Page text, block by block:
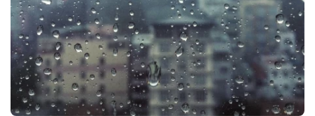
Prašymai pakloti tinklus iki sklypo ribos
Nuotolinė apskaita